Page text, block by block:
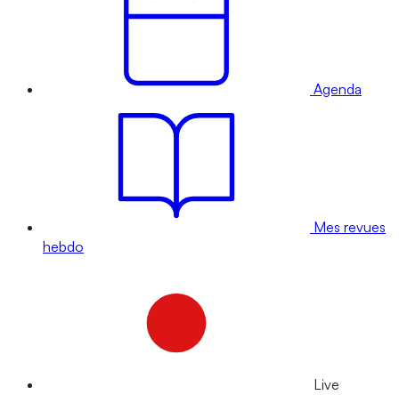
Agenda
Mes revues
hebdo
Live